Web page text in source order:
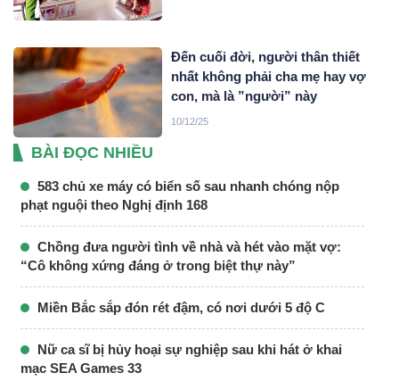
Đến cuối đời, người thân thiết
nhất không phải cha mẹ hay vợ
con, mà là ”người” này
10/12/25
BÀI ĐỌC NHIỀU
583 chủ xe máy có biển số sau nhanh chóng nộp
phạt nguội theo Nghị định 168
Chồng đưa người tình về nhà và hét vào mặt vợ:
“Cô không xứng đáng ở trong biệt thự này”
Miền Bắc sắp đón rét đậm, có nơi dưới 5 độ C
Nữ ca sĩ bị hủy hoại sự nghiệp sau khi hát ở khai
mạc SEA Games 33